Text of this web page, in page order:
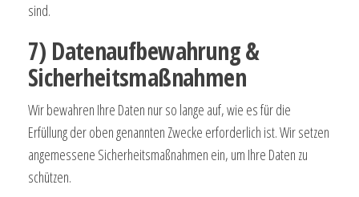
sind.
7) Datenaufbewahrung &
Sicherheitsmaßnahmen
Wir bewahren Ihre Daten nur so lange auf, wie es für die
Erfüllung der oben genannten Zwecke erforderlich ist. Wir setzen
angemessene Sicherheitsmaßnahmen ein, um Ihre Daten zu
schützen.